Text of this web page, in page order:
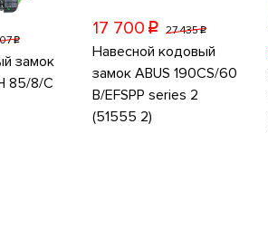
p
замок
85/8/C
17 700 p 27 435p
Навесной кодовый
замок ABUS 190CS/60
B/EFSPP series 2
(51555 2)